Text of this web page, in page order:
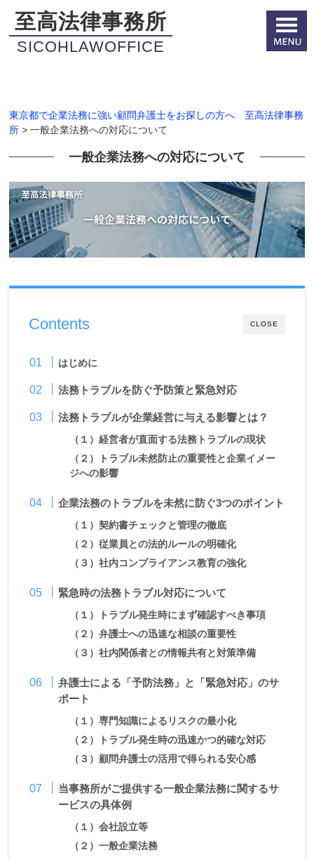
至高法律事務所
SICOHLAWOFFICE
東京都で企業法務に強い顧問弁護士をお探しの方へ 至高法律事務
所 >一般企業法務への対応について
一般企業法務への対応について
CLOSE
Contents
はじめに
法務トラブルを防ぐ予防策と緊急対応
法務トラブルが企業経営に与える影響とは？
（１） 経営者が直面する法務トラブルの現状
（２）
トラブル未然防止の重要性と企業イメー
ジへの影響
企業法務のトラブルを未然に防ぐ3つのポイント
（１） 契約書チェックと管理の徹底
（２） 従業員との法的ルールの明確化
（３） 社内コンプライアンス教育の強化
緊急時の法務トラブル対応について
（１）
トラブル発生時にまず確認すべき事項
（２） 弁護士への迅速な相談の重要性
（３） 社内関係者との情報共有と対策準備
弁護士による「予防法務」と「緊急対応」のサ
ポート
（１） 専門知識によるリスクの最小化
（２）
トラブル発生時の迅速かつ的確な対応
（３） 顧問弁護士の活用で得られる安心感
当事務所がご提供する一般企業法務に関するサ
ービスの具体例
（１）会社設立等
（２） 一般企業法務